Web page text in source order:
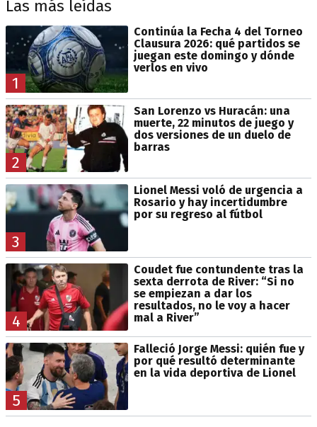
Las más leídas
1
Continúa la Fecha 4 del Torneo
Clausura 2026: qué partidos se
juegan este domingo y dónde
verlos en vivo
2
San Lorenzo vs Huracán: una
muerte, 22 minutos de juego y
dos versiones de un duelo de
barras
3
Lionel Messi voló de urgencia a
Rosario y hay incertidumbre
por su regreso al fútbol
4
Coudet fue contundente tras la
sexta derrota de River: “Si no
se empiezan a dar los
resultados, no le voy a hacer
mal a River”
5
Falleció Jorge Messi: quién fue y
por qué resultó determinante
en la vida deportiva de Lionel